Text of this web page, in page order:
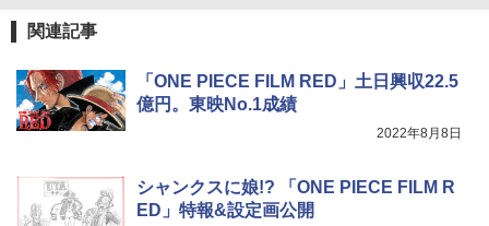
関連記事
「ONE PIECE FILM RED」土日興収22.5
億円。東映No.1成績
2022年8月8日
シャンクスに娘!? 「ONE PIECE FILM R
ED」特報&設定画公開